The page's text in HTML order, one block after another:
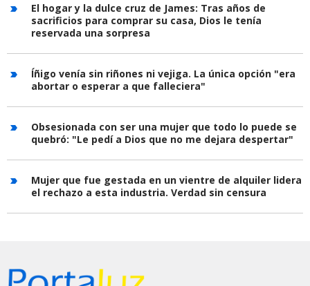
El hogar y la dulce cruz de James: Tras años de
sacrificios para comprar su casa, Dios le tenía
reservada una sorpresa
Íñigo venía sin riñones ni vejiga. La única opción "era
abortar o esperar a que falleciera"
Obsesionada con ser una mujer que todo lo puede se
quebró: "Le pedí a Dios que no me dejara despertar"
Mujer que fue gestada en un vientre de alquiler lidera
el rechazo a esta industria. Verdad sin censura